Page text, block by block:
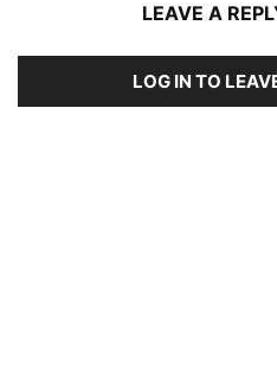
LEAVE A
LOG IN TO